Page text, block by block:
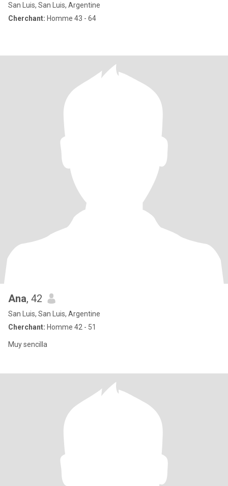
San Luis, San Luis, Argentine
Cherchant: Homme 43 - 64
Ana, 42
San Luis, San Luis, Argentine
Cherchant: Homme 42 - 51
Muy sencilla